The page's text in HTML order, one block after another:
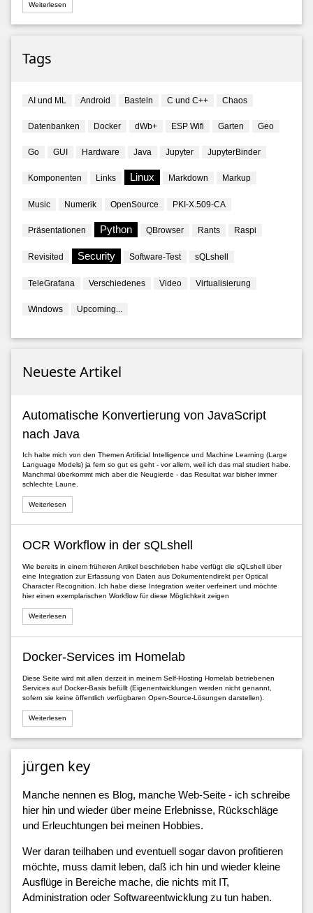
Weiterlesen
Tags
AI und ML Android Basteln C und C++ Chaos
Datenbanken Docker dWb+ ESP Wifi Garten Geo
Go GUI Hardware Java Jupyter JupyterBinder
Komponenten Links Linux Markdown Markup
Music Numerik OpenSource PKI-X.509-CA
Präsentationen Python QBrowser Rants Raspi
Revisited Security Software-Test sQLshell
TeleGrafana Verschiedenes Video Virtualisierung
Windows Upcoming...
Neueste Artikel
Automatische Konvertierung von JavaScript
nach Java
Ich halte mich von den Themen Artificial Intelligence und Machine Learning (Large
Language Models) ja fern so gut es geht - vor allem, weil ich das mal studiert habe.
Manchmal überkommt mich aber die Neugierde - das Resultat war bisher immer
schlechte Laune.
Weiterlesen
OCR Workflow in der sQLshell
Wie bereits in einem früheren Artikel beschrieben habe verfügt die sQLshell über
eine Integration zur Erfassung von Daten aus Dokumentendirekt per Optical
Character Recognition. Ich habe diese Integration weiter verfeinert und möchte
hier einen exemplarischen Workflow für diese Möglichkeit zeigen
Weiterlesen
Docker-Services im Homelab
Diese Seite wird mit allen derzeit in meinem Self-Hosting Homelab betriebenen
Services auf Docker-Basis befüllt (Eigenentwicklungen werden nicht genannt,
sofern sie keine öffentlich verfügbaren Open-Source-Lösungen darstellen).
Weiterlesen
jürgen key
Manche nennen es Blog, manche Web-Seite - ich schreibe
hier hin und wieder über meine Erlebnisse, Rückschläge
und Erleuchtungen bei meinen Hobbies.
Wer daran teilhaben und eventuell sogar davon profitieren
möchte, muss damit leben, daß ich hin und wieder kleine
Ausflüge in Bereiche mache, die nichts mit IT,
Administration oder Softwareentwicklung zu tun haben.